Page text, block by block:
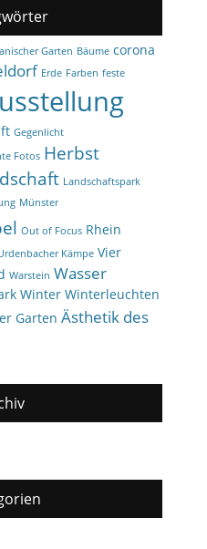
Garten Bäume corona
Erde Farben feste
Gegenlicht
Fotos Herbst
Landschaftspark
Münster
Out of Focus Rhein
Kämpe Vier
Warstein Wasser
Winter Winterleuchten
Garten Ästhetik des